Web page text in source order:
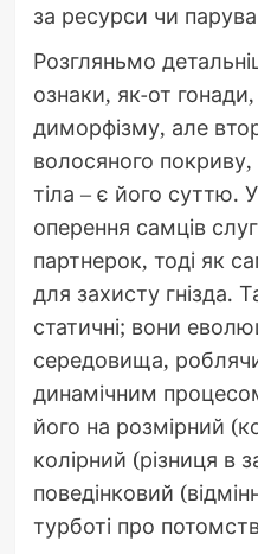
за ресурси чи
Розгляньмо
ознаки, як-от
диморфізму, але
волосяного
тіла – є його суттю.
оперення самців
партнерок, тоді як
для захисту гнізда.
статичні; вони
середовища,
динамічним
його на розмірний
колірний (різниця в
поведінковий
турботі про